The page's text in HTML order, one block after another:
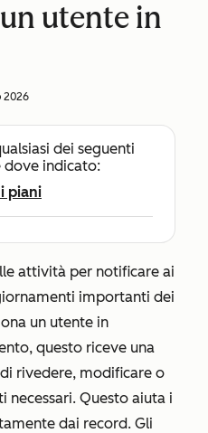
utente in
2026
dei seguenti
dove indicato:
piani
attività per notificare ai
importanti dei
un utente in
questo riceve una
rivedere, modificare o
necessari. Questo aiuta i
dai record. Gli